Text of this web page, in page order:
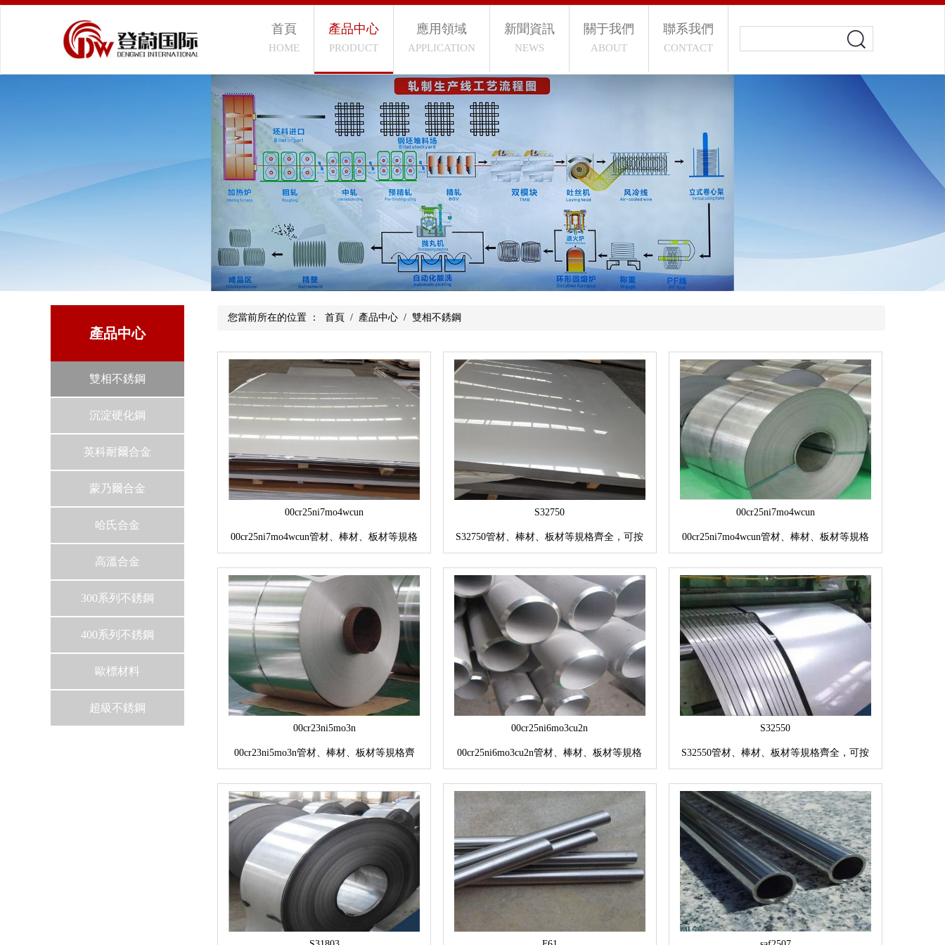
首頁
HOME
產品中心
PRODUCT
應用領域
APPLICATION
新聞資訊
NEWS
關于我們
ABOUT
聯系我們
CONTACT
產品中心
雙相不銹鋼
沉淀硬化鋼
英科耐爾合金
蒙乃爾合金
哈氏合金
高溫合金
300系列不銹鋼
400系列不銹鋼
歐標材料
超級不銹鋼
您當前所在的位置 ：首頁 / 產品中心 /雙相不銹鋼
00cr25ni7mo4wcun
00cr25ni7mo4wcun管材、棒材、板材等規格
S32750
S32750管材、棒材、板材等規格齊全，可按
00cr25ni7mo4wcun
00cr25ni7mo4wcun管材、棒材、板材等規格
00cr23ni5mo3n
00cr23ni5mo3n管材、棒材、板材等規格齊
00cr25ni6mo3cu2n
00cr25ni6mo3cu2n管材、棒材、板材等規格
S32550
S32550管材、棒材、板材等規格齊全，可按